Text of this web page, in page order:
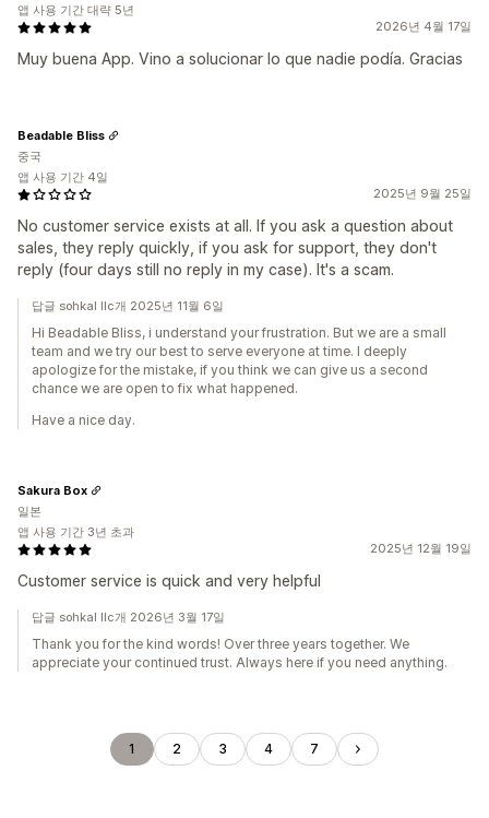
2026년 4월 17일
Muy buena App. Vino a solucionar lo que nadie podía. Gracias
앱 사용 기간 대략 5년
2025년 9월 25일
No customer service exists at all. If you ask a question about
sales, they reply quickly, if you ask for support, they don't
reply (four days still no reply in my case). It's a scam.
Beadable Bliss
중국
앱 사용 기간 4일
답글 sohkal llc개 2025년 11월 6일
Hi Beadable Bliss, i understand your frustration. But we are a small
team and we try our best to serve everyone at time. I deeply
apologize for the mistake, if you think we can give us a second
chance we are open to fix what happened.
Have a nice day.
2025년 12월 19일
Customer service is quick and very helpful
Sakura Box
일본
앱 사용 기간 3년 초과
답글 sohkal llc개 2026년 3월 17일
Thank you for the kind words! Over three years together. We
appreciate your continued trust. Always here if you need anything.
1 2 3 4 7